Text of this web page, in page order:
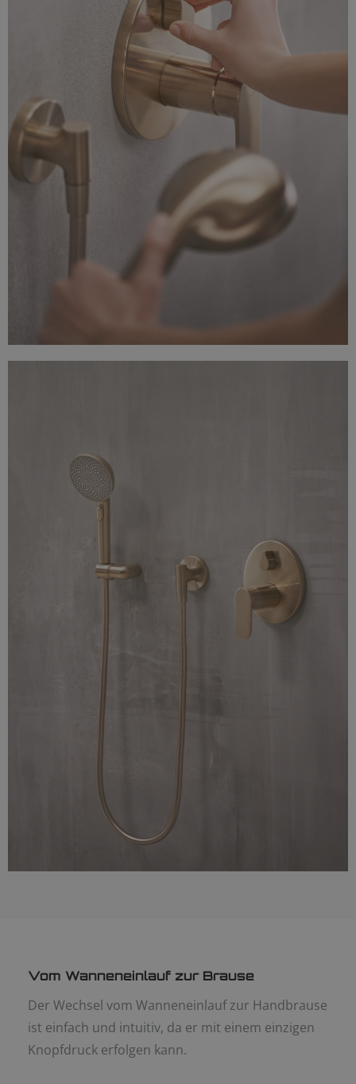
Vom Wanneneinlauf zur Brause
Der Wechsel vom Wanneneinlauf zur Handbrause
ist einfach und intuitiv, da er mit einem einzigen
Knopfdruck erfolgen kann.